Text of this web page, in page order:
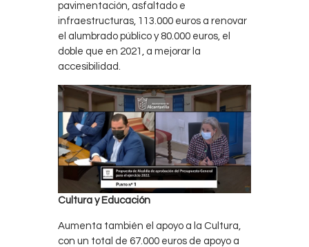
pavimentación, asfaltado e
infraestructuras, 113.000 euros a renovar
el alumbrado público y 80.000 euros, el
doble que en 2021, a mejorar la
accesibilidad.
Cultura y Educación
Aumenta también el apoyo a la Cultura,
con un total de 67.000 euros de apoyo a